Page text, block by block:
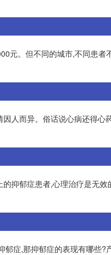
元。但不同的城市,不同患者
人而异。俗话说心病还得心
抑郁症患者,心理治疗是无
症,那抑郁症的表现有哪些?